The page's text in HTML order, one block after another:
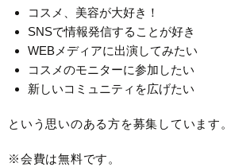
コスメ、美容が大好き！
SNSで情報発信することが好き
WEBメディアに出演してみたい
コスメのモニターに参加したい
新しいコミュニティを広げたい
という思いのある方を募集しています。
※会費は無料です。